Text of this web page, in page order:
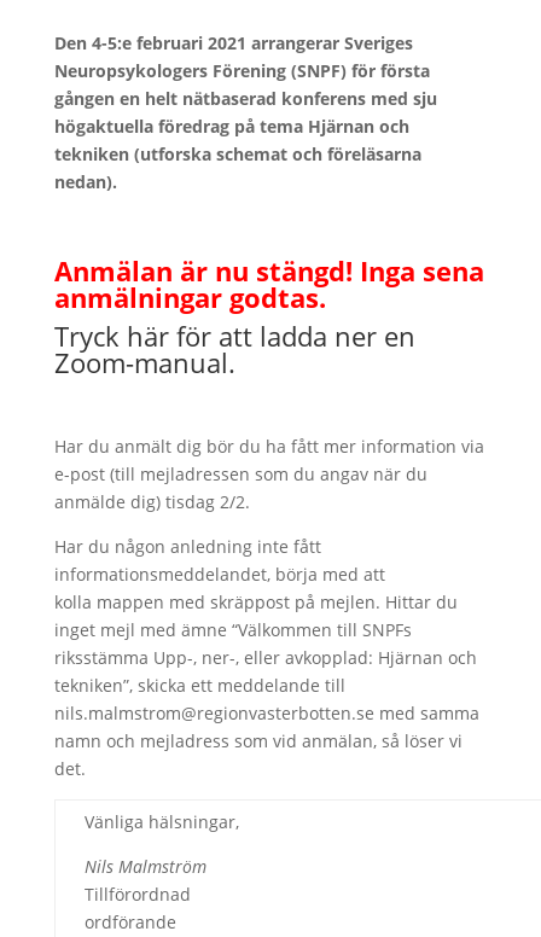
Den 4-5:e februari 2021 arrangerar Sveriges
Neuropsykologers Förening (SNPF) för första
gången en helt nätbaserad konferens med sju
högaktuella föredrag på tema Hjärnan och
tekniken (utforska schemat och föreläsarna
nedan).
Anmälan är nu stängd! Inga sena
anmälningar godtas.
Tryck här för att ladda ner en
Zoom-manual.
Har du anmält dig bör du ha fått mer information via
e-post (till mejladressen som du angav när du
anmälde dig) tisdag 2/2.
Har du någon anledning inte fått
informationsmeddelandet, börja med att
kolla mappen med skräppost på mejlen. Hittar du
inget mejl med ämne “Välkommen till SNPFs
riksstämma Upp-, ner-, eller avkopplad: Hjärnan och
tekniken”, skicka ett meddelande till
nils.malmstrom@regionvasterbotten.se med samma
namn och mejladress som vid anmälan, så löser vi
det.
Vänliga hälsningar,
Nils Malmström
Tillförordnad
ordförande